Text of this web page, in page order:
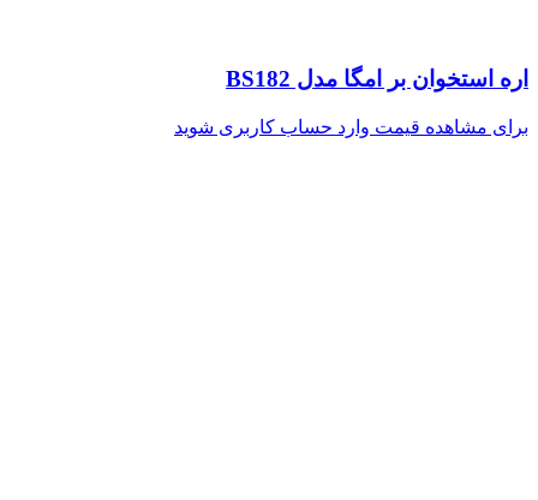
اره استخوان بر امگا مدل BS182
برای مشاهده قیمت وارد حساب کاربری شوید